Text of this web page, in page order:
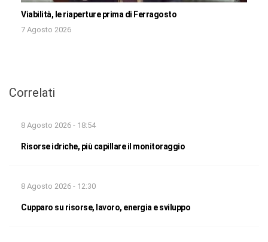
Viabilità, le riaperture prima di Ferragosto
7 Agosto 2026
Correlati
8 Agosto 2026 - 18:54
Risorse idriche, più capillare il monitoraggio
8 Agosto 2026 - 12:30
Cupparo su risorse, lavoro, energia e sviluppo